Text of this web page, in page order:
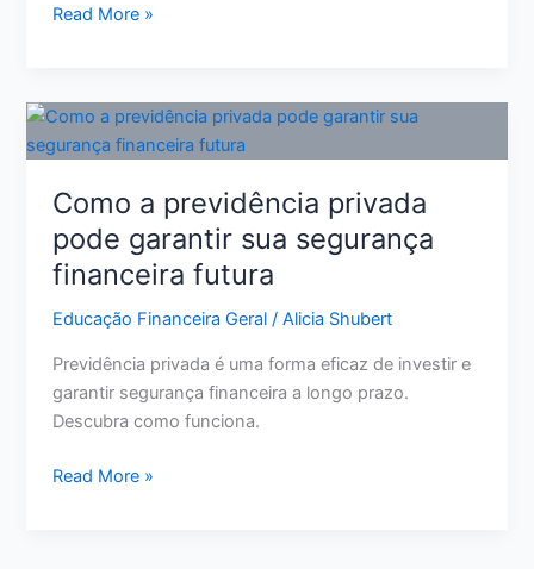
Como
de
Crédito:
11
Reais
para
Melhorar
Pontuação
Read More »
Como a previdência privada
pode garantir sua segurança
financeira futura
Educação Financeira Geral /Alicia Shubert
Previdência privada é uma forma eficaz de investir e
garantir segurança financeira a longo prazo.
Descubra como funciona.
Como
Read More »